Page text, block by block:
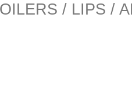
/ LIPS /